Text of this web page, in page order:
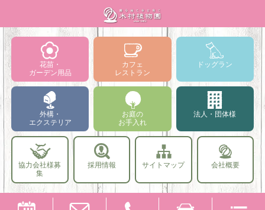
花苗・
ガーデン用品
カフェ
レストラン
ドッグラン
外構・
エクステリア
お庭の
お手入れ
法人・団体様
協力会社様募
集
採用情報 サイトマップ 会社概要